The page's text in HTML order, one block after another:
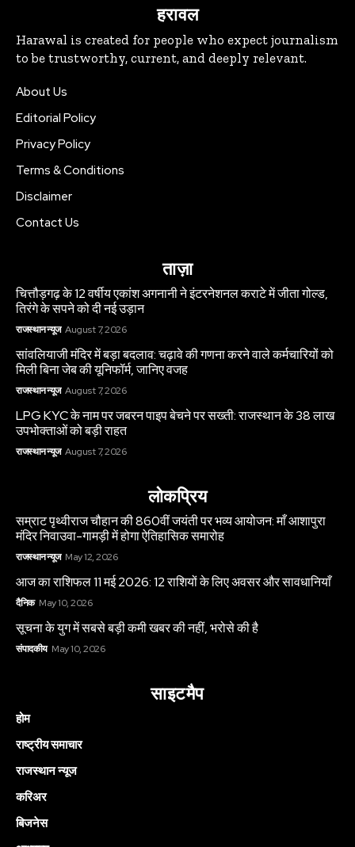
हरावल
Harawal is created for people who expect journalism
to be trustworthy, current, and deeply relevant.
About Us
Editorial Policy
Privacy Policy
Terms & Conditions
Disclaimer
Contact Us
ताज़ा
चित्तौड़गढ़ के 12 वर्षीय एकांश अगनानी ने इंटरनेशनल कराटे में जीता गोल्ड,
तिरंगे के सपने को दी नई उड़ान
राजस्थान न्यूज August 7, 2026
सांवलियाजी मंदिर में बड़ा बदलाव: चढ़ावे की गणना करने वाले कर्मचारियों को
मिली बिना जेब की यूनिफॉर्म, जानिए वजह
राजस्थान न्यूज August 7, 2026
LPG KYC के नाम पर जबरन पाइप बेचने पर सख्ती: राजस्थान के 38 लाख
उपभोक्ताओं को बड़ी राहत
राजस्थान न्यूज August 7, 2026
लोकप्रिय
सम्राट पृथ्वीराज चौहान की 860वीं जयंती पर भव्य आयोजन: माँ आशापुरा
मंदिर निवाउवा-गामड़ी में होगा ऐतिहासिक समारोह
राजस्थान न्यूज May 12, 2026
आज का राशिफल 11 मई 2026: 12 राशियों के लिए अवसर और सावधानियाँ
दैनिक May 10, 2026
सूचना के युग में सबसे बड़ी कमी खबर की नहीं, भरोसे की है
संपादकीय May 10, 2026
साइटमैप
होम
राष्ट्रीय समाचार
राजस्थान न्यूज
करिअर
बिजनेस